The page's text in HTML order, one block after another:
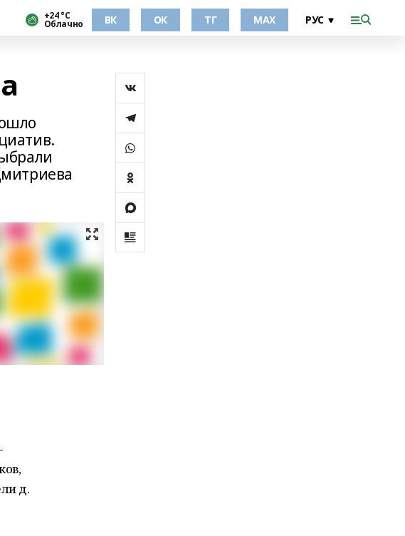
+24 °С
Облачно ВК ОК ТГ МАХ
д.